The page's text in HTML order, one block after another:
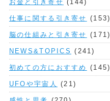
お金と引き寄せ (144)
仕事に関する引き寄せ (153)
脳の仕組みと引き寄せ (171)
NEWS&TOPICS (241)
初めての方におすすめ (145)
UFOや宇宙人 (21)